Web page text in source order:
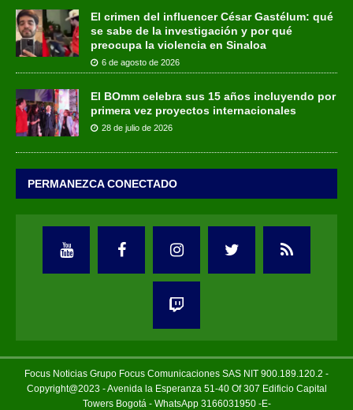
El crimen del influencer César Gastélum: qué
se sabe de la investigación y por qué
preocupa la violencia en Sinaloa
6 de agosto de 2026
El BOmm celebra sus 15 años incluyendo por
primera vez proyectos internacionales
28 de julio de 2026
PERMANEZCA CONECTADO
Focus Noticias Grupo Focus Comunicaciones SAS NIT 900.189.120.2 -
Copyright@2023 - Avenida la Esperanza 51-40 Of 307 Edificio Capital
Towers Bogotá - WhatsApp 3166031950 -E-